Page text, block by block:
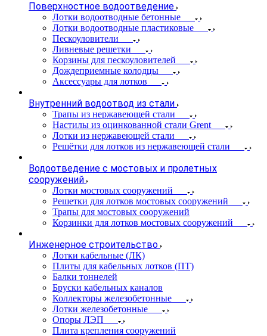
Поверхностное водоотведение
Лотки водоотводные бетонные
Лотки водоотводные пластиковые
Пескоуловители
Ливневые решетки
Корзины для пескоуловителей
Дождеприемные колодцы
Аксессуары для лотков
Внутренний водоотвод из стали
Трапы из нержавеющей стали
Настилы из оцинкованной стали Grent
Лотки из нержавеющей стали
Решётки для лотков из нержавеющей стали
Водоотведение с мостовых и пролетных
сооружений
Лотки мостовых сооружений
Решетки для лотков мостовых сооружений
Трапы для мостовых сооружений
Корзинки для лотков мостовых сооружений
Инженерное строительство
Лотки кабельные (ЛК)
Плиты для кабельных лотков (ПТ)
Балки тоннелей
Бруски кабельных каналов
Коллекторы железобетонные
Лотки железобетонные
Опоры ЛЭП
Плита крепления сооружений